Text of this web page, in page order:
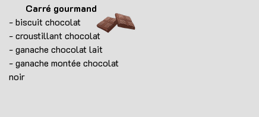
Carré gourmand
- biscuit chocolat
- croustillant chocolat
- ganache chocolat lait
- ganache montée chocolat
noir